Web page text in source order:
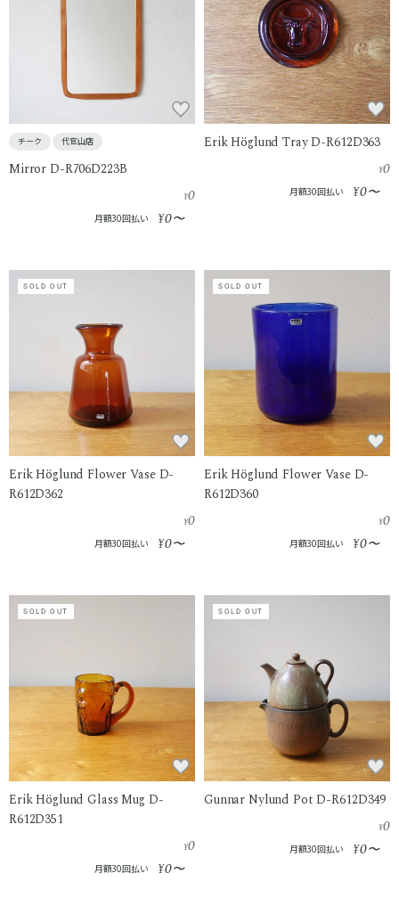
チーク 代官山店
Mirror D-R706D223B
¥0
月額30回払い ¥0〜
Erik Höglund Tray D-R612D363
¥0
月額30回払い ¥0〜
SOLD OUT
Erik Höglund Flower Vase D-
R612D362
¥0
月額30回払い ¥0〜
SOLD OUT
Erik Höglund Flower Vase D-
R612D360
¥0
月額30回払い ¥0〜
SOLD OUT
Erik Höglund Glass Mug D-
R612D351
¥0
月額30回払い ¥0〜
SOLD OUT
Gunnar Nylund Pot D-R612D349
¥0
月額30回払い ¥0〜